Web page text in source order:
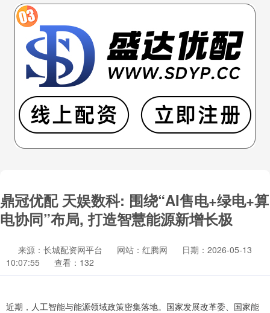
鼎冠优配 天娱数科: 围绕“AI售电+绿电+算
电协同”布局, 打造智慧能源新增长极
来源：长城配资网平台 网站：红腾网
日期：2026-05-13
10:07:55
查看：132
近期，人工智能与能源领域政策密集落地。国家发展改革委、国家能